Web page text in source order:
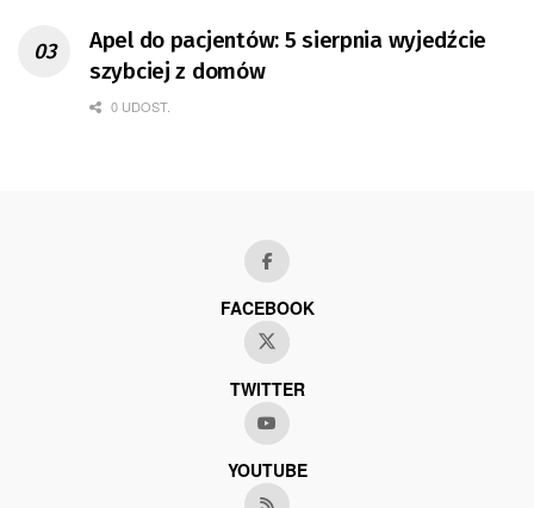
Apel do pacjentów: 5 sierpnia wyjedźcie
szybciej z domów
0 UDOST.
FACEBOOK
TWITTER
YOUTUBE